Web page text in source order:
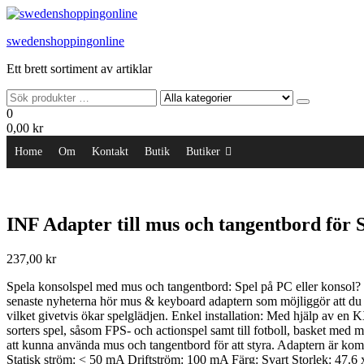
Hoppa
innehållet
swedenshoppingonline
Ett brett sortiment av artiklar
0
0,00 kr
Home Om Kontakt Butik Butiker
INF Adapter till mus och tangentbord för
237,00 kr
Spela konsolspel med mus och tangentbord: Spel på PC eller
senaste nyheterna hör mus & keyboard adaptern som möjliggör att
vilket givetvis ökar spelglädjen. Enkel installation: Med hjälp av en
sorters spel, såsom FPS- och actionspel samt till fotboll, basket
att kunna använda mus och tangentbord för att styra. Adaptern är
Statisk ström: < 50 mA Driftström: 100 mA Färg: Svart Storlek: